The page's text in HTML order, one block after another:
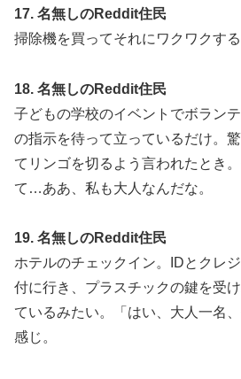
17. 名無しのReddit住民
掃除機を買ってそれにワクワクする
18. 名無しのReddit住民
子どもの学校のイベントでボラン
の指示を待って立っているだけ。
てリンゴを切るよう言われたとき
て…ああ、私も大人なんだな。
19. 名無しのReddit住民
ホテルのチェックイン。IDとクレ
付に行き、プラスチックの鍵を受
ているみたい。「はい、大人一名
感じ。